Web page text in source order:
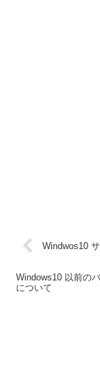
Windwos10
Windows10 以前の
について